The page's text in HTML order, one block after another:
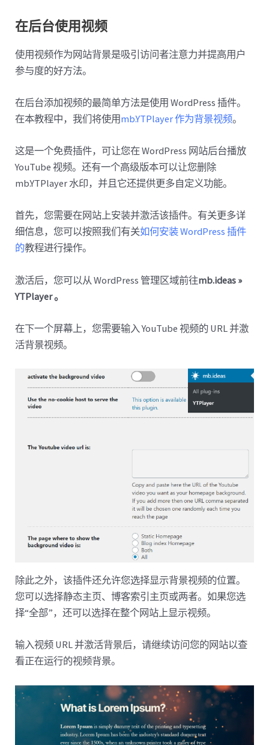
在后台使用视频
使用视频作为网站背景是吸引访问者注意力并提高用户
参与度的好方法。
在后台添加视频的最简单方法是使用 WordPress 插件。
在本教程中，我们将使用mb.YTPlayer 作为背景视频。
这是一个免费插件，可让您在 WordPress 网站后台播放
YouTube 视频。还有一个高级版本可以让您删除
mb.YTPlayer 水印，并且它还提供更多自定义功能。
首先，您需要在网站上安装并激活该插件。有关更多详
细信息，您可以按照我们有关如何安装 WordPress 插件
的教程进行操作。
激活后，您可以从 WordPress 管理区域前往mb.ideas »
YTPlayer 。
在下一个屏幕上，您需要输入 YouTube 视频的 URL 并激
活背景视频。
除此之外，该插件还允许您选择显示背景视频的位置。
您可以选择静态主页、博客索引主页或两者。如果您选
择“全部”，还可以选择在整个网站上显示视频。
输入视频 URL 并激活背景后，请继续访问您的网站以查
看正在运行的视频背景。